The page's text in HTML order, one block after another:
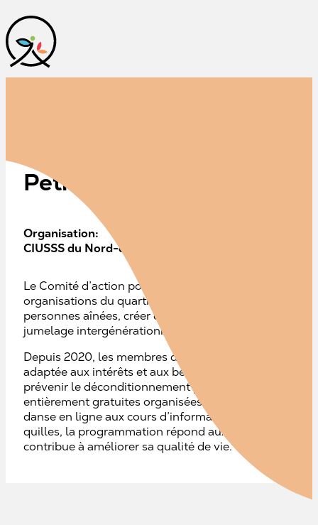
Programmation estivale
Petite-Patrie
Organisation:
CIUSSS du Nord-de-l'Île-de-Montréal
Le Comité d’action pour la qualité de vie des aînés
organisations du quartier qui partagent un objectif
personnes aînées, créer des occasions de rencontre
jumelage intergénérationnel et interculturel.
Depuis 2020, les membres du CAQVAPP se
adaptée aux intérêts et aux besoins des aînés du
prévenir le déconditionnement physique, tout en
entièrement gratuites organisées dans des lieux
danse en ligne aux cours d’informatique, en passant
quilles, la programmation répond aux attentes de la
contribue à améliorer sa qualité de vie.